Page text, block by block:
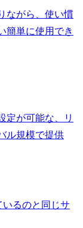
ながら、使い慣
簡単に使用でき
定が可能な、リ
ル規模で提供
いるのと同じサ